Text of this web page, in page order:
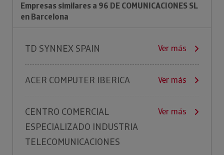
Empresas similares a 96 DE COMUNICACIONES SL
en Barcelona
TD SYNNEX SPAIN Ver más
ACER COMPUTER IBERICA Ver más
CENTRO COMERCIAL
ESPECIALIZADO INDUSTRIA
TELECOMUNICACIONES
Ver más